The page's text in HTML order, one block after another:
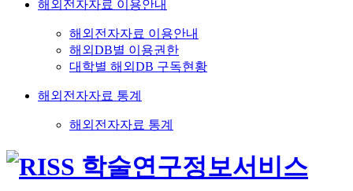
해외전자자료 이용안내
해외전자자료 이용안내
해외DB별 이용권한
대학별 해외DB 구독현황
해외전자자료 통계
해외전자자료 통계